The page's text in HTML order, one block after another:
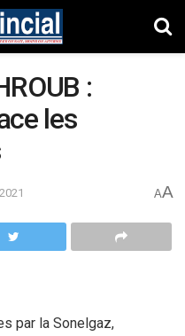
:
les
AA
par la Sonelgaz,